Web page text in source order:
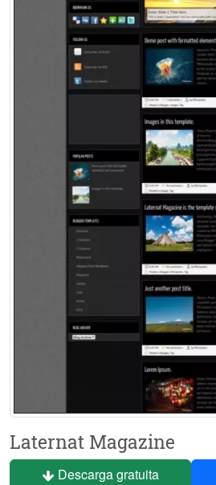
Laternat Magazine
Descarga gratuita